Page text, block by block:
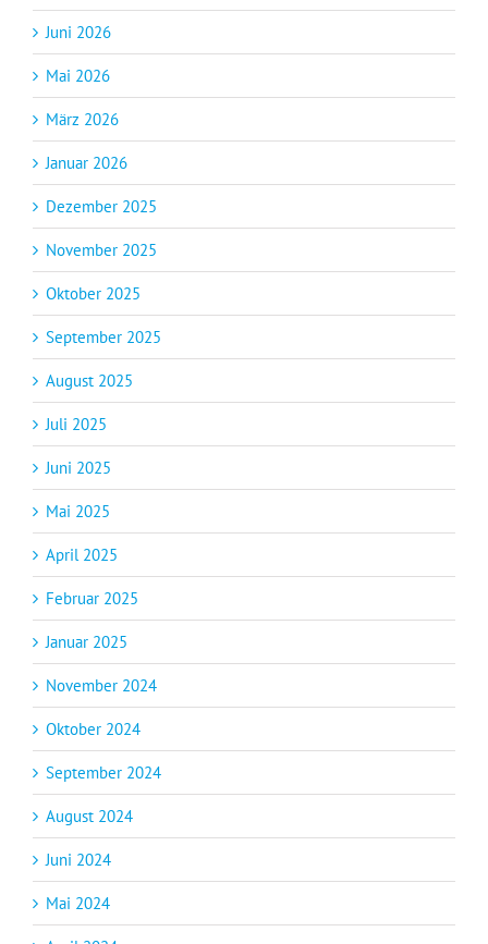
Juni 2026
Mai 2026
März 2026
Januar 2026
Dezember 2025
November 2025
Oktober 2025
September 2025
August 2025
Juli 2025
Juni 2025
Mai 2025
April 2025
Februar 2025
Januar 2025
November 2024
Oktober 2024
September 2024
August 2024
Juni 2024
Mai 2024